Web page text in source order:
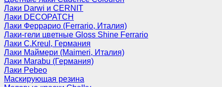
Лаки Darwi и CERNIT
Лаки DECOPATCH
Лаки Феррарио (Ferrario, Италия)
Лаки-гели цветные Gloss Shine Ferrario
Лаки C.Kreul, Германия
Лаки Маймери (Maimeri, Италия)
Лаки Marabu (Германия)
Лаки Pebeo
Маскирующая резина